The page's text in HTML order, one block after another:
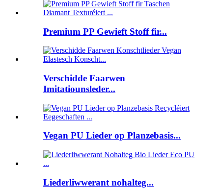
Premium PP Gewieft Stoff fir...
Verschidde Faarwen
Imitatiounsleder...
Vegan PU Lieder op Planzebasis...
Liederliwwerant nohalteg...